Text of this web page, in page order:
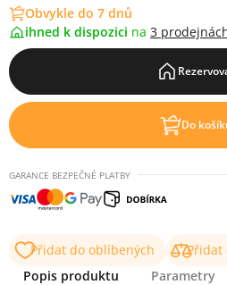
Obvykle do 7 dnů
ihned k dispozici na 3
Do
GARANCE BEZPEČNÉ PLATBY
Přidat do oblíbených Přidat
Popis produktu
Parametry